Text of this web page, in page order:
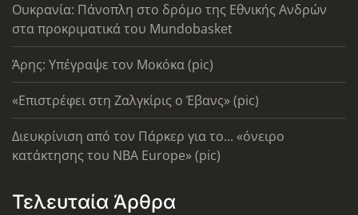
Ουκρανία: Πάνοπλη στο δρόμο της Εθνικής Ανδρών
στα προκριματικά του Mundobasket
Άρης: Υπέγραψε τον Μοκόκα (pic)
«Επιστρέφει στη Ζαλγκίρις ο Έβανς» (pic)
Διευκρίνιση από τον Πάρκερ για το... «όνειρο
κατάκτησης του ΝΒΑ Europe» (pic)
Τελευταία Άρθρα